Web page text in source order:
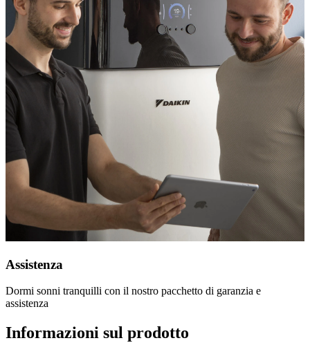
Assistenza
Dormi sonni tranquilli con il nostro pacchetto di garanzia e
assistenza
Informazioni sul prodotto